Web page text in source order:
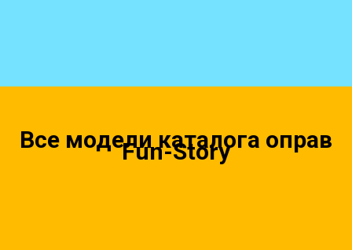
Все модели каталога оправ
Fun-Story